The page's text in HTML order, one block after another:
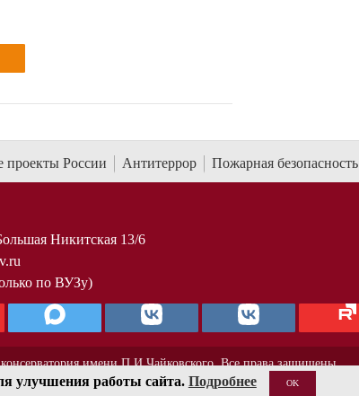
проекты России Антитеррор Пожарная безопасность
Никитская 13/6
по ВУЗу)
имени П.И.Чайковского. Все права защищены.
улучшения работы сайта. Подробнее OK